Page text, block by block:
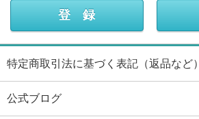
特定商取引法に基づく表記（返品など）
公式ブログ